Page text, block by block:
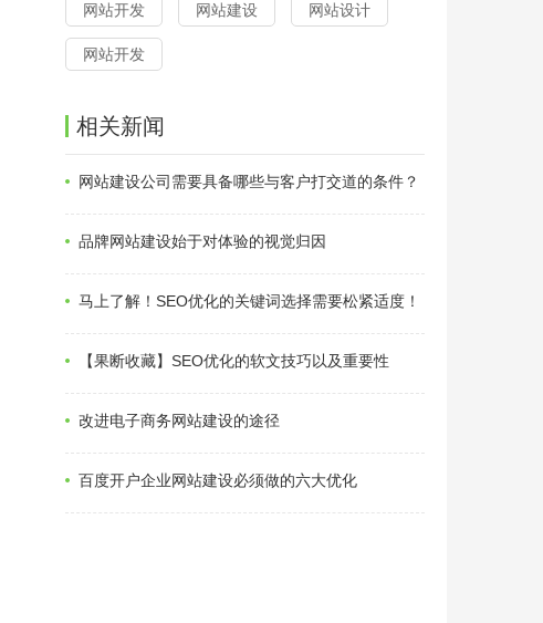
网站开发 网站建设 网站设计
网站开发
相关新闻
网站建设公司需要具备哪些与客户打交道的条件？
品牌网站建设始于对体验的视觉归因
马上了解！SEO优化的关键词选择需要松紧适度！
【果断收藏】SEO优化的软文技巧以及重要性
改进电子商务网站建设的途径
百度开户企业网站建设必须做的六大优化